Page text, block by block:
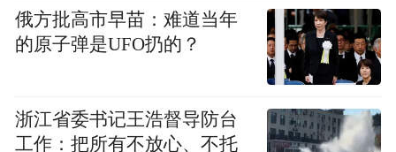
俄方批高市早苗：难道当年
的原子弹是UFO扔的？
浙江省委书记王浩督导防台
工作：把所有不放心、不托